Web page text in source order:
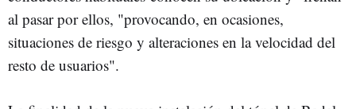
al pasar por ellos, "provocando, en ocasiones,
situaciones de riesgo y alteraciones en la velocidad del
resto de usuarios".